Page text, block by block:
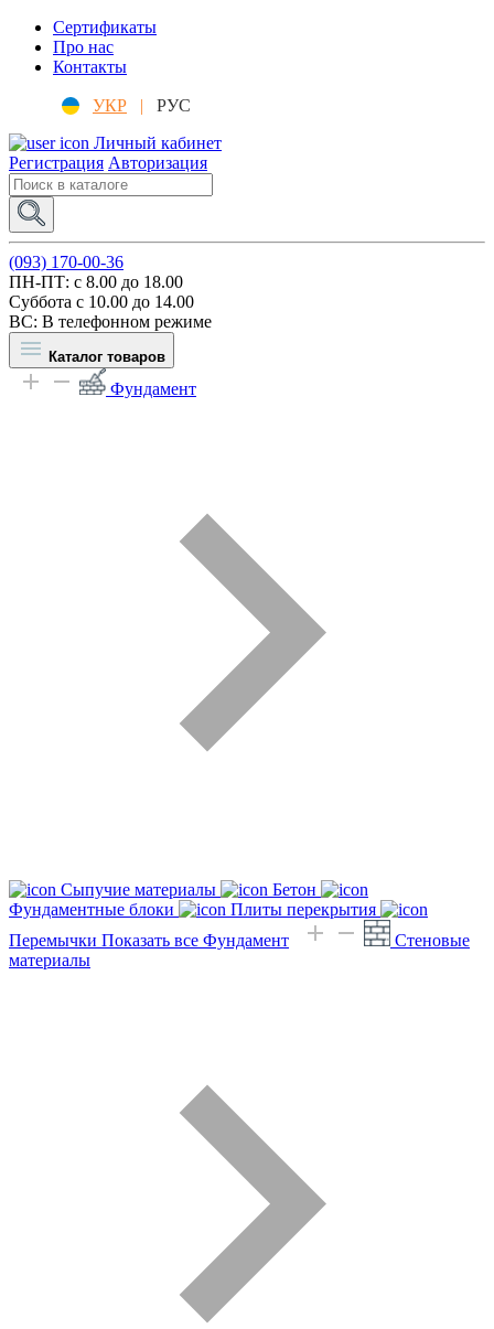
Сертификаты
Про нас
Контакты
УКР |
РУС
Личный кабинет
Регистрация Авторизация
(093) 170-00-36
ПН-ПТ: c 8.00 до 18.00
Суббота с 10.00 до 14.00
ВС: В телефонном режиме
Каталог товаров
Фундамент
Сыпучие материалы
Бетон
Фундаментные блоки
Плиты перекрытия
Перемычки Показать все Фундамент
Стеновые
материалы